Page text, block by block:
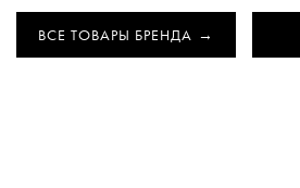
ВСЕ ТОВАРЫ БРЕНДА